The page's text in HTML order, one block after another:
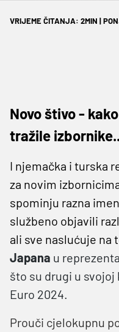
VRIJEME ČITANJA: 2MIN |
Novo štivo -
tražile
I njemačka i turska
za novim
spominju razna
službeno objavili
ali sve naslućuje na
Japana u
što su drugi u
Euro 2024.
Prouči cjelokupnu